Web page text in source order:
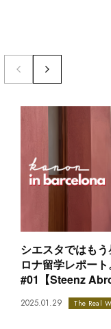
シエスタではも
ロナ留学レポー
#01【Steenz
2025.01.29 The Real